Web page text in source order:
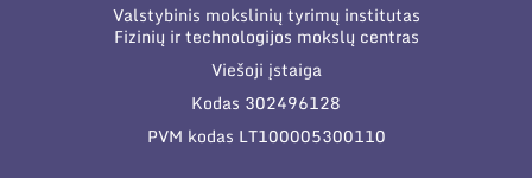
Valstybinis mokslinių tyrimų institutas
Fizinių ir technologijos mokslų centras
Viešoji įstaiga
Kodas 302496128
PVM kodas LT100005300110